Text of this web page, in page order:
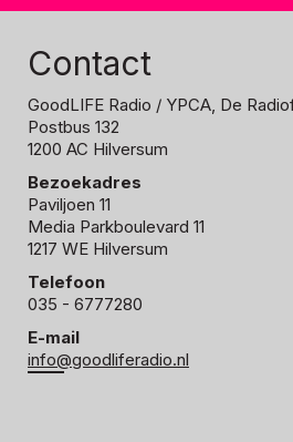
Contact
GoodLIFE Radio / YPCA, De
Postbus 132
1200 AC Hilversum
Bezoekadres
Paviljoen 11
Media Parkboulevard 11
1217 WE Hilversum
Telefoon
035 - 6777280
E-mail
info@goodliferadio.nl